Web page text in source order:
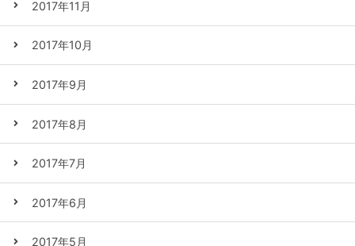
2017年11月
2017年10月
2017年9月
2017年8月
2017年7月
2017年6月
2017年5月